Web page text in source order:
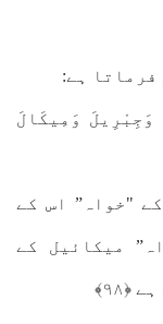
فرماتا ہے:
وَجِبْرِيلَ وَمِيكَالَ
"خواہ” اس کے
میکائیل کے